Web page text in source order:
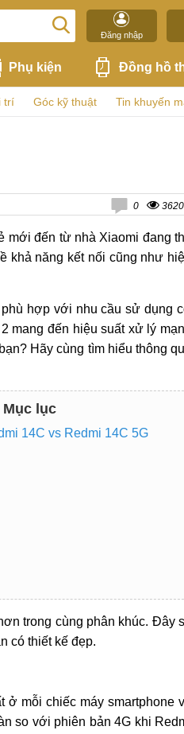
Đăng nhập
Phụ kiện Đồng hồ
trí Góc kỹ thuật Tin khuyến
0 3620
mới đến từ nhà Xiaomi đang
khả năng kết nối cũng như
hợp với nhu cầu sử dụng
mang đến hiệu suất xử lý
Hãy cùng tìm hiểu thông
Mục lục
14C vs Redmi 14C 5G
trong cùng phân khúc. Đây
có thiết kế đẹp.
ở mỗi chiếc máy smartphone
so với phiên bản 4G khi